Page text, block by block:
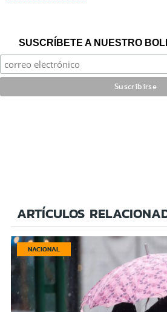
SUSCRÍBETE A NUESTRO
ARTÍCULOS
NACIONAL